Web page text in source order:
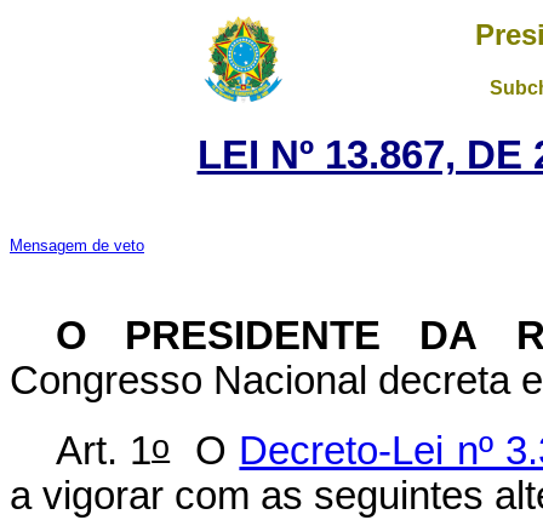
LEI Nº 13.867,
Mensagem de veto
O PRESIDENTE DA
Congresso Nacional decreta
Art. 1oO Decreto-Lei nº
a vigorar com as seguintes